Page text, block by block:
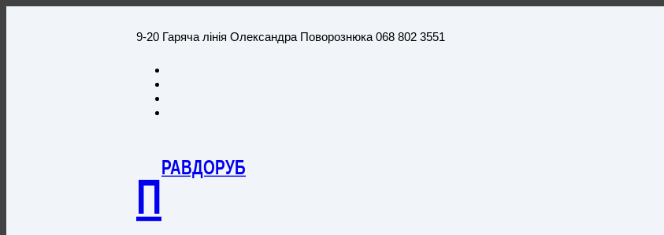
9-20 Гаряча лінія Олександра Поворознюка 068 802 3551
П
РАВДОРУБ